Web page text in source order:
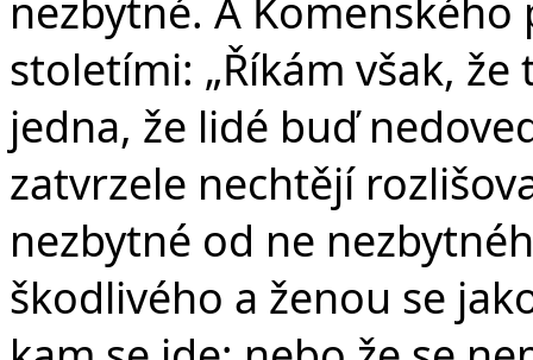
nezbytné. A
stoletími: „Říkám však,
jedna, že lidé buď
zatvrzele nechtějí
nezbytné od ne
škodlivého a ženou se